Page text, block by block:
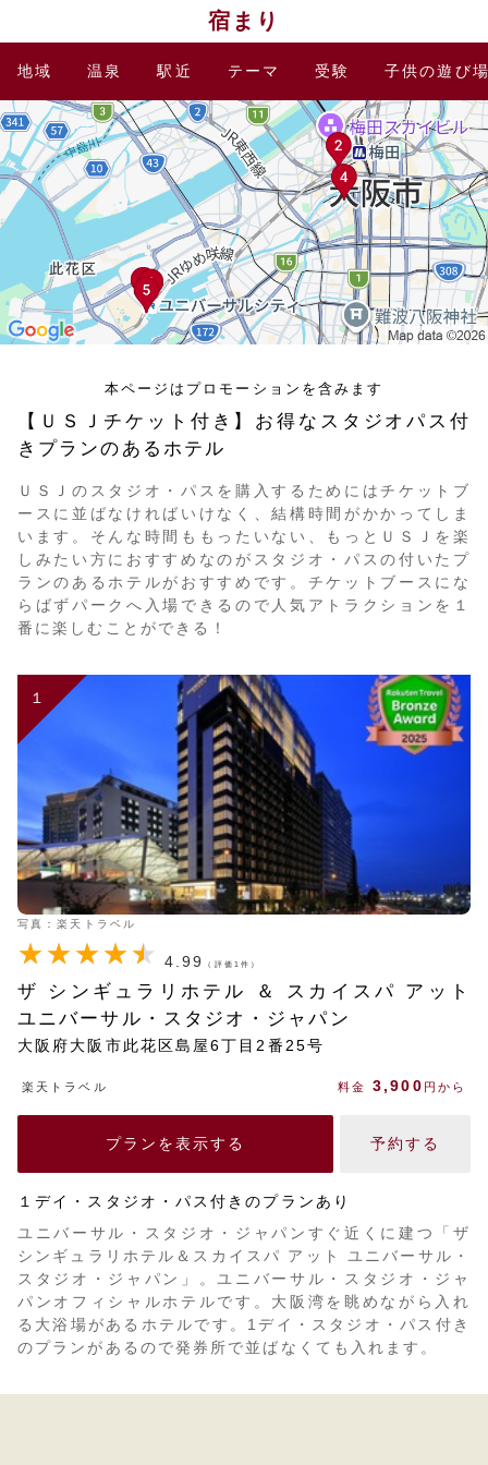
宿まり
地域 温泉 駅近 テーマ 受験 子供の遊び
本ページはプロモーションを含みます
【ＵＳＪチケット付き】お得なスタジオパス付
きプランのあるホテル
ＵＳＪのスタジオ・パスを購入するためにはチケットブ
ースに並ばなければいけなく、結構時間がかかってしま
います。そんな時間ももったいない、もっとＵＳＪを楽
しみたい方におすすめなのがスタジオ・パスの付いたプ
ランのあるホテルがおすすめです。チケットブースにな
らばずパークへ入場できるので人気アトラクションを１
番に楽しむことができる！
１
写真：楽天トラベル
4.99 （評価1件）
ザ シンギュラリホテル ＆ スカイスパ アット
ユニバーサル・スタジオ・ジャパン
大阪府大阪市此花区島屋6丁目2番25号
１デイ・スタジオ・パス付きのプランあり
ユニバーサル・スタジオ・ジャパンすぐ近くに建つ「ザ
シンギュラリホテル＆スカイスパ アット ユニバーサル・
スタジオ・ジャパン」。ユニバーサル・スタジオ・ジャ
パンオフィシャルホテルです。大阪湾を眺めながら入れ
る大浴場があるホテルです。1デイ・スタジオ・パス付き
のプランがあるので発券所で並ばなくても入れます。
楽天トラベル 料金 3,900 円から
プランを表示する 予約する